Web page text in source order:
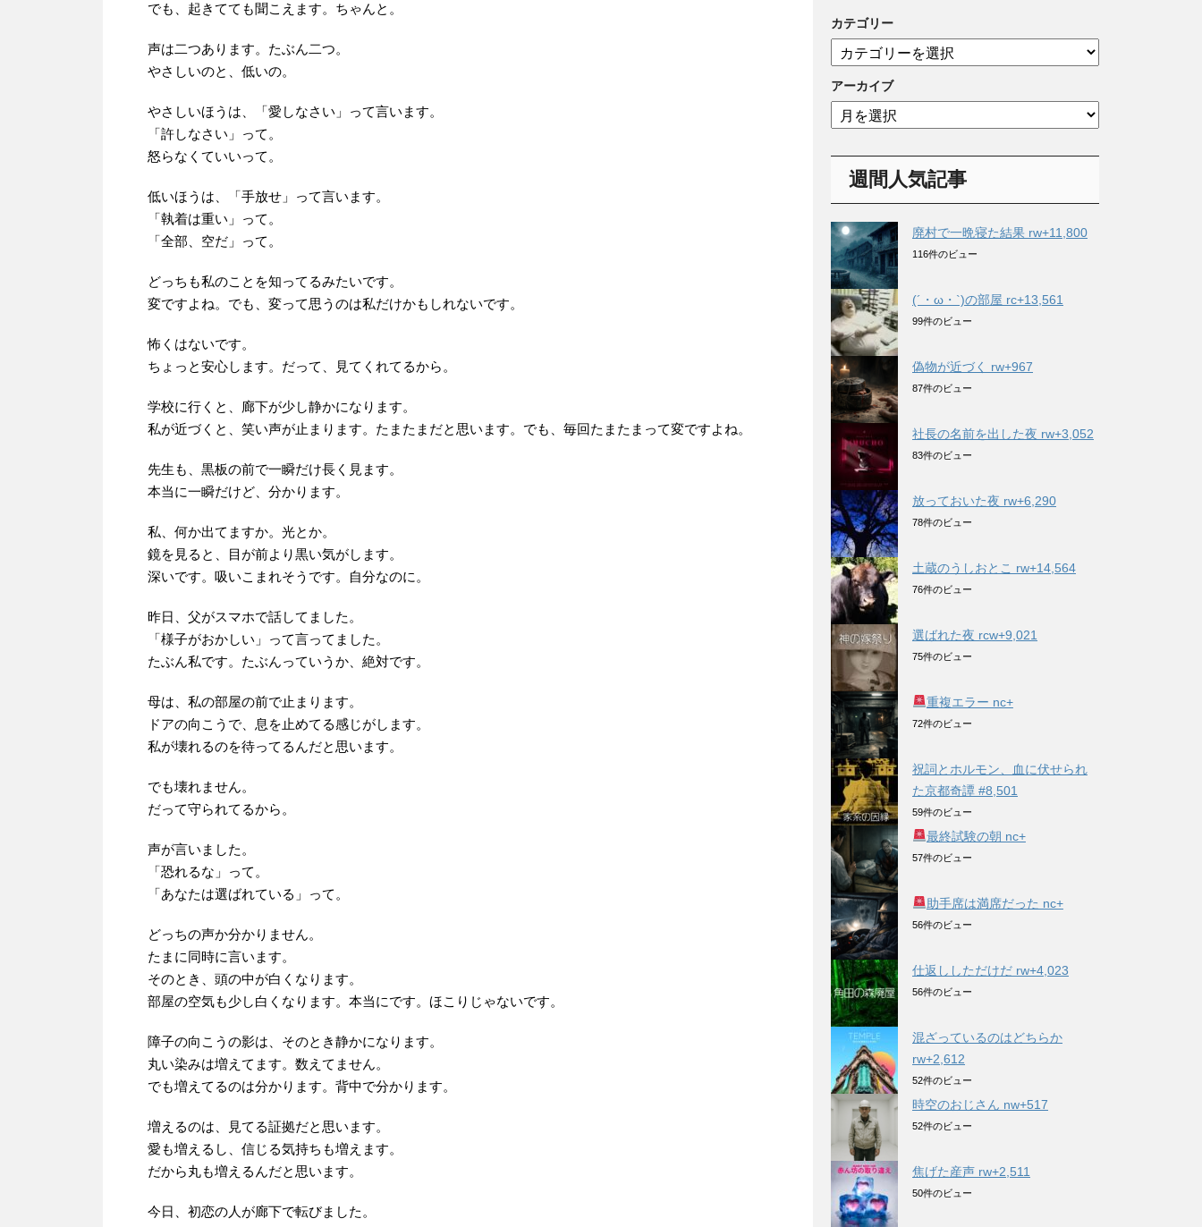
でも、起きてても聞こえます。ちゃんと。
声は二つあります。たぶん二つ。
やさしいのと、低いの。
やさしいほうは、「愛しなさい」って言います。
「許しなさい」って。
怒らなくていいって。
低いほうは、「手放せ」って言います。
「執着は重い」って。
「全部、空だ」って。
どっちも私のことを知ってるみたいです。
変ですよね。でも、変って思うのは私だけかもしれないです。
怖くはないです。
ちょっと安心します。だって、見てくれてるから。
学校に行くと、廊下が少し静かになります。
私が近づくと、笑い声が止まります。たまたまだと思います。でも、毎回たまたまって変ですよね。
先生も、黒板の前で一瞬だけ長く見ます。
本当に一瞬だけど、分かります。
私、何か出てますか。光とか。
鏡を見ると、目が前より黒い気がします。
深いです。吸いこまれそうです。自分なのに。
昨日、父がスマホで話してました。
「様子がおかしい」って言ってました。
たぶん私です。たぶんっていうか、絶対です。
母は、私の部屋の前で止まります。
ドアの向こうで、息を止めてる感じがします。
私が壊れるのを待ってるんだと思います。
でも壊れません。
だって守られてるから。
声が言いました。
「恐れるな」って。
「あなたは選ばれている」って。
どっちの声か分かりません。
たまに同時に言います。
そのとき、頭の中が白くなります。
部屋の空気も少し白くなります。本当にです。ほこりじゃないです。
障子の向こうの影は、そのとき静かになります。
丸い染みは増えてます。数えてません。
でも増えてるのは分かります。背中で分かります。
増えるのは、見てる証拠だと思います。
愛も増えるし、信じる気持ちも増えます。
だから丸も増えるんだと思います。
今日、初恋の人が廊下で転びました。
カテゴリー
テ
ゴ
リ
ー
アーカイブ
ア
ー
週間人気記事
廃村で一晩寝た結果 rw+11,800
116件のビュー
(´・ω・`)の部屋 rc+13,561
99件のビュー
偽物が近づく rw+967
87件のビュー
社長の名前を出した夜 rw+3,052
83件のビュー
放っておいた夜 rw+6,290
78件のビュー
土蔵のうしおとこ rw+14,564
76件のビュー
選ばれた夜 rcw+9,021
75件のビュー
重複エラー nc+
72件のビュー
祝詞とホルモン、血に伏せられ
た京都奇譚 #8,501
59件のビュー
最終試験の朝 nc+
57件のビュー
助手席は満席だった nc+
56件のビュー
仕返ししただけだ rw+4,023
56件のビュー
混ざっているのはどちらか
rw+2,612
52件のビュー
時空のおじさん nw+517
52件のビュー
焦げた産声 rw+2,511
50件のビュー